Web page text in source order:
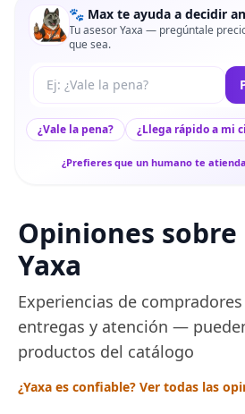
🐾 Max te ayuda a decidir
Tu asesor Yaxa — pregúntale
que sea.
Tu pregunta a Max
¿Vale la pena? ¿Llega rápido a mi
¿Prefieres que un humano te
Opiniones
Yaxa
Experiencias de
entregas y atención —
productos del catálogo
¿Yaxa es confiable? Ver todas las